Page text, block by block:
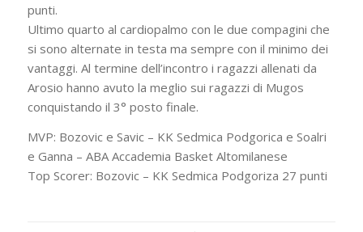
punti.
Ultimo quarto al cardiopalmo con le due compagini che
si sono alternate in testa ma sempre con il minimo dei
vantaggi. Al termine dell’incontro i ragazzi allenati da
Arosio hanno avuto la meglio sui ragazzi di Mugos
conquistando il 3° posto finale.
MVP: Bozovic e Savic – KK Sedmica Podgorica e Soalri
e Ganna – ABA Accademia Basket Altomilanese
Top Scorer: Bozovic – KK Sedmica Podgoriza 27 punti